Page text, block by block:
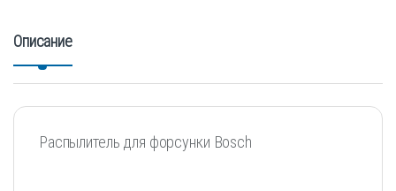
Описание
Распылитель для форсунки Bosch